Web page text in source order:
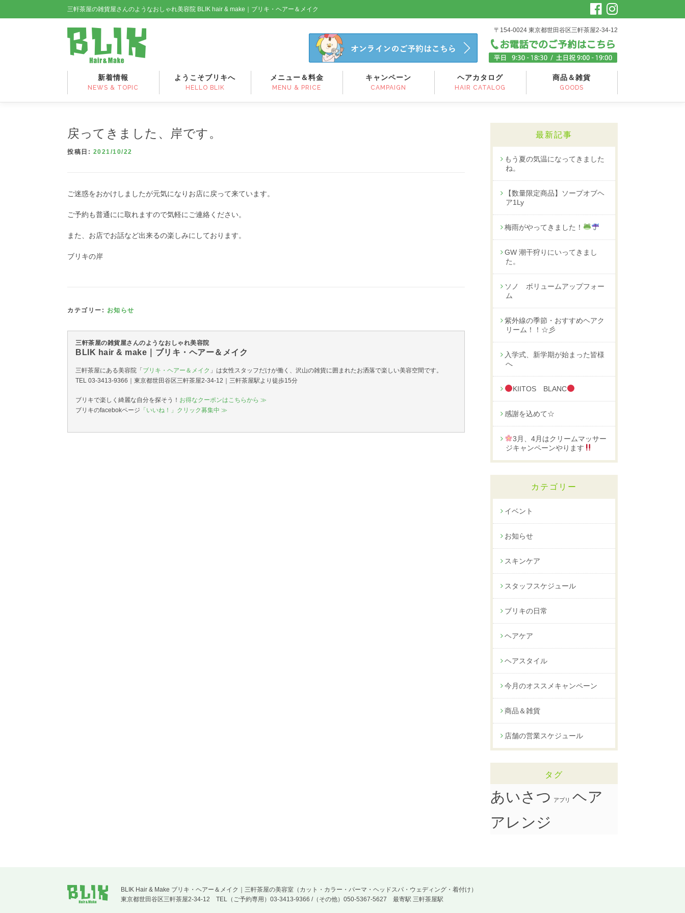
ン
三軒茶屋の雑貨屋さんのようなおしゃれ美容院 BLIK hair & make｜ブリキ・ヘアー＆メイク
〒154-0024 東京都世田谷区三軒茶屋2-34-12
新着情報
NEWS & TOPIC
ようこそブリキへ
HELLO BLIK
メニュー＆料金
MENU & PRICE
キャンペーン
CAMPAIGN
ヘアカタログ
HAIR CATALOG
商品＆雑貨
GOODS
戻ってきました、岸です。
投稿日: 2021/10/22
ご迷惑をおかけしましたが元気になりお店に戻って来ています。
ご予約も普通にに取れますので気軽にご連絡ください。
また、お店でお話など出来るの楽しみにしております。
ブリキの岸
カテゴリー: お知らせ
三軒茶屋の雑貨屋さんのようなおしゃれ美容院
BLIK hair & make｜ブリキ・ヘアー＆メイク
三軒茶屋にある美容院「 ブリキ・ヘアー＆メイク 」は女性スタッフだけが働く、沢山の雑貨に囲まれたお洒落で楽しい美容空間です。
TEL 03-3413-9366｜東京都世田谷区三軒茶屋2-34-12｜三軒茶屋駅より徒歩15分
ブリキで楽しく綺麗な自分を探そう！ お得なクーポンはこちらから ≫
ブリキのfacebokページ 「いいね！」クリック募集中 ≫
最新記事
もう夏の気温になってきました
ね。
【数量限定商品】ソープオブヘ
ア1Ly
梅雨がやってきました！
GW 潮干狩りにいってきまし
た。
ソノ ボリュームアップフォー
ム
紫外線の季節・おすすめヘアク
リーム！！☆彡
入学式、新学期が始まった皆様
へ
KIITOS BLANC
感謝を込めて☆
3月、4月はクリームマッサー
ジキャンペーンやります
カテゴリー
イベント
お知らせ
スキンケア
スタッフスケジュール
ブリキの日常
ヘアケア
ヘアスタイル
今月のオススメキャンペーン
商品＆雑貨
店舗の営業スケジュール
タグ
あいさつ アプリ ヘア
アレンジ
BLIK Hair & Make ブリキ・ヘアー＆メイク｜三軒茶屋の美容室（カット・カラー・パーマ・ヘッドスパ・ウェディング・着付け）
東京都世田谷区三軒茶屋2-34-12 TEL（ご予約専用）03-3413-9366 /（その他）050-5367-5627 最寄駅 三軒茶屋駅